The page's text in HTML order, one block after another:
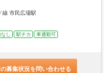
線 市民広場駅
し 駅チカ
車通勤可
募集状況を問い合わせる